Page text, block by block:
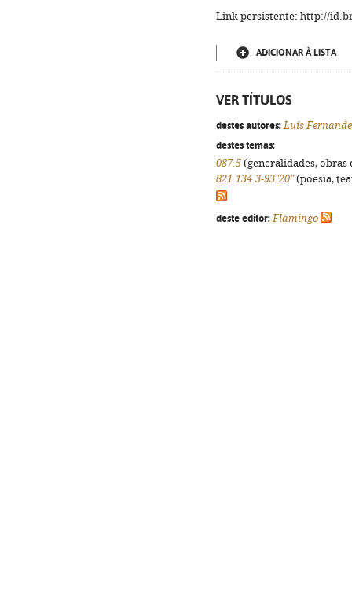
Link persistente: http://
ADICIONAR À LISTA
VER TÍTULOS
destes autores: Luís
destes temas:
087.5 (generalidades,
821.134.3-93"20"(poesia,
deste editor: Flamingo